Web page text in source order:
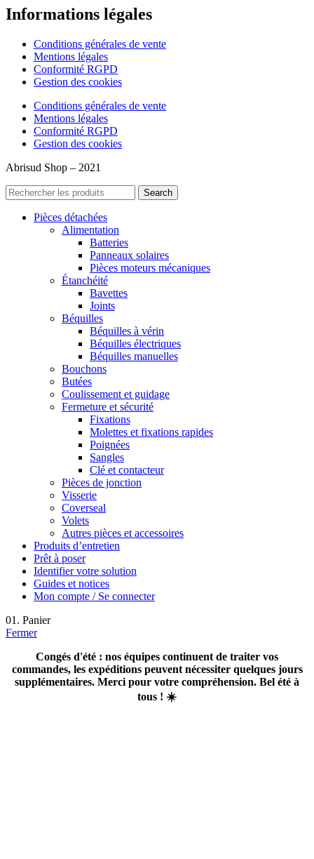
Informations légales
Conditions générales de vente
Mentions légales
Conformité RGPD
Gestion des cookies
Conditions générales de vente
Mentions légales
Conformité RGPD
Gestion des cookies
Abrisud Shop – 2021
Search
Pièces détachées
Alimentation
Batteries
Panneaux solaires
Pièces moteurs mécaniques
Étanchéité
Bavettes
Joints
Béquilles
Béquilles à vérin
Béquilles électriques
Béquilles manuelles
Bouchons
Butées
Coulissement et guidage
Fermeture et sécurité
Fixations
Molettes et fixations rapides
Poignées
Sangles
Clé et contacteur
Pièces de jonction
Visserie
Coverseal
Volets
Autres pièces et accessoires
Produits d’entretien
Prêt à poser
Identifier votre solution
Guides et notices
Mon compte / Se connecter
01. Panier
Fermer
Congés d'été : nos équipes continuent de traiter vos
commandes, les expéditions peuvent nécessiter quelques jours
supplémentaires. Merci pour votre compréhension. Bel été à
tous ! ☀️